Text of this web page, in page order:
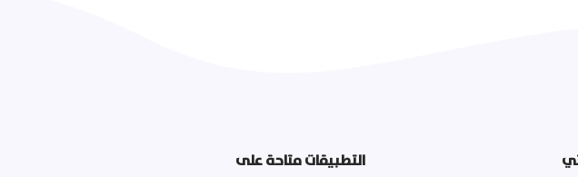
التطبيقات متاحة على